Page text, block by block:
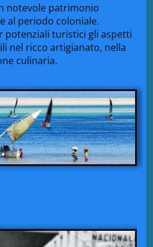
notevole patrimonio
al periodo coloniale.
potenziali turistici gli aspetti
nel ricco artigianato, nella
culinaria.